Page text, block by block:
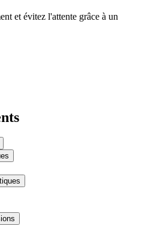
et évitez l'attente grâce à un